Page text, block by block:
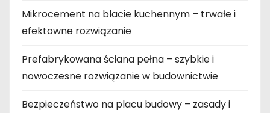
Mikrocement na blacie kuchennym – trwałe i
efektowne rozwiązanie
Prefabrykowana ściana pełna – szybkie i
nowoczesne rozwiązanie w budownictwie
Bezpieczeństwo na placu budowy – zasady i